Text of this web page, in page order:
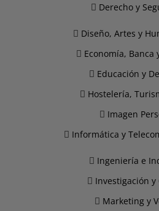
Derecho y
Diseño, Artes y
Economía, Banca
Educación y
Hostelería,
Imagen
Informática y
Ingeniería e
Investigación y
Marketing y